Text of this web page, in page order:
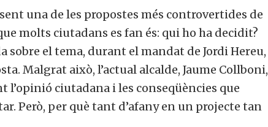
una de les propostes més controvertides de
molts ciutadans es fan és: qui ho ha decidit?
sobre el tema, durant el mandat de Jordi Hereu,
Malgrat això, l’actual alcalde, Jaume Collboni,
ciutadana i les conseqüències que
Però, per què tant d’afany en un projecte tan